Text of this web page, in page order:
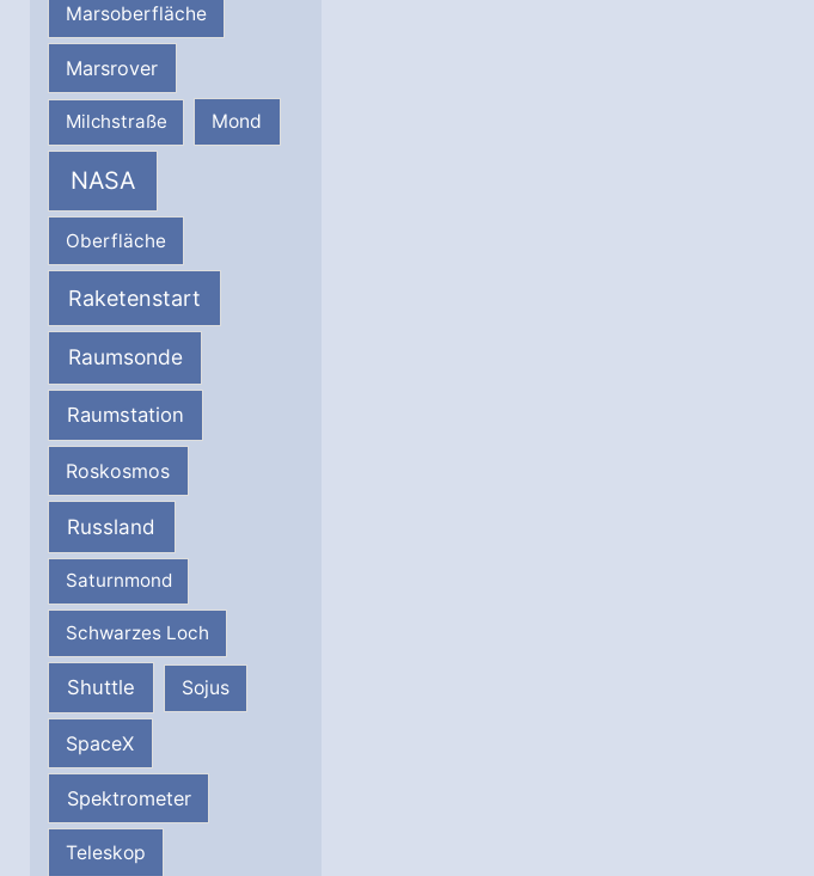
Marsoberfläche
Marsrover
Milchstraße Mond
NASA
Oberfläche
Raketenstart
Raumsonde
Raumstation
Roskosmos
Russland
Saturnmond
Schwarzes Loch
Shuttle Sojus
SpaceX
Spektrometer
Teleskop